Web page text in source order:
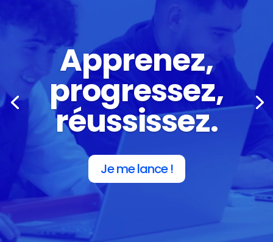
Apprenez,
progressez,
réussissez.
Je me lance !